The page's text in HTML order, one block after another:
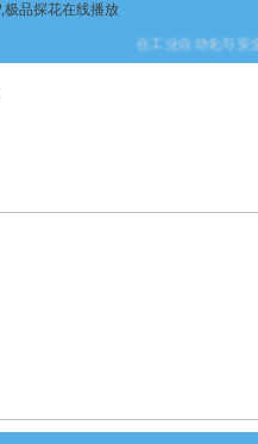
极品探花在线播放
在工业自动化与安全防护